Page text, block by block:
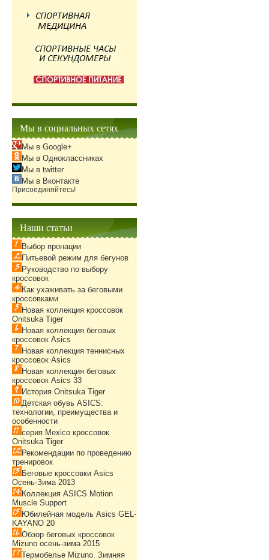
Мы в социальных сетях
Мы в Google+
Мы в Одноклассниках
Мы в twitter
Мы в Вконтакте
Присоединяйтесь!
Наши статьи
Выбор пронации
Питьевой режим для бегунов
Руководство по выбору
кроссовок
Как ухаживать за беговыми
кроссовками
Новая коллекция кроссовок
Onitsuka Tiger
Новая коллекция беговых
кроссовок Asics
Новая коллекция теннисных
кроссовок Asics
Новая коллекция беговых
кроссовок Asics 33
История Onitsuka Tiger
Детская обувь ASICS:
технологии, преимущества и
особенности
серия Mexico кроссовок
Onitsuka Tiger
Рекомендации по проведению
тренировок
Беговые кроссовки Asics
Осень-Зима 2013
Коллекция ASICS Motion
Muscle Support
Юбилейная модель Asics GEL-
KAYANO 20
Обзор беговых кроссовок
Mizuno осень-зима 2015
Термобелье Mizuno. Зимняя